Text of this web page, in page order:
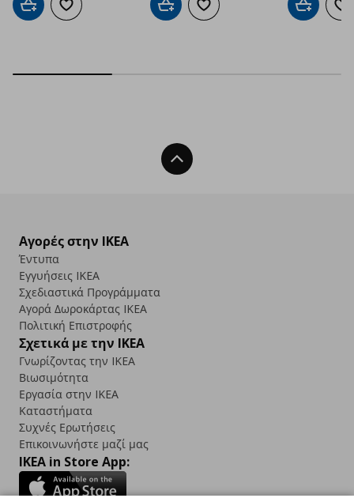
Προσθήκη στο καλάθι
Προσθήκη στα αγαπημέναΠροσθήκη στο καλάθι
Προσθήκη στα αγαπημένα
Προσθήκη
Back To Top
Αγορές στην IKEA
Έντυπα
Εγγυήσεις IKEA
Σχεδιαστικά Προγράμματα
Αγορά Δωρoκάρτας IKEA
Πολιτική Επιστροφής
Σχετικά με την IKEA
Γνωρίζοντας την IKEA
Βιωσιμότητα
Εργασία στην IKEA
Καταστήματα
Συχνές Ερωτήσεις
Επικοινωνήστε μαζί μας
IKEA in Store App: